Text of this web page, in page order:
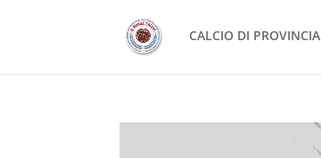
CALCIO DI PROVINCIA